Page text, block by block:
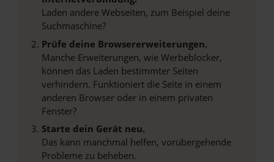
Laden andere Webseiten, zum Beispiel deine
Suchmaschine?
Prüfe deine Browsererweiterungen.
Manche Erweiterungen, wie Werbeblocker,
können das Laden bestimmter Seiten
verhindern. Funktioniert die Seite in einem
anderen Browser oder in einem privaten
Fenster?
Starte dein Gerät neu.
Das kann manchmal helfen, vorübergehende
Probleme zu beheben.